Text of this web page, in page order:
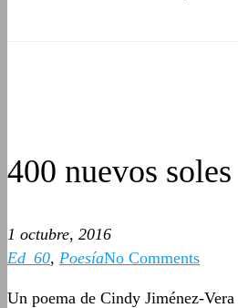
400 nuevos soles
1 octubre, 2016
Ed_60, PoesíaNo Comments
Un poema de Cindy Jiménez-Vera